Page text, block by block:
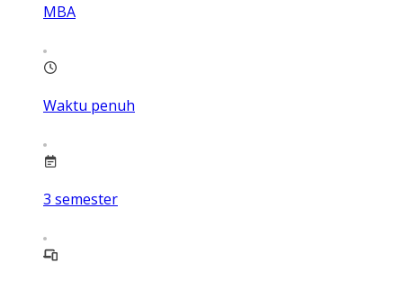
MBA
Waktu penuh
3 semester